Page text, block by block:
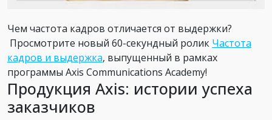
Чем частота кадров отличается от выдержки?
Просмотрите новый 60-секундный ролик Частота
кадров и выдержка, выпущенный в рамках
программы Axis Communications Academy!
Продукция Axis: истории успеха
заказчиков